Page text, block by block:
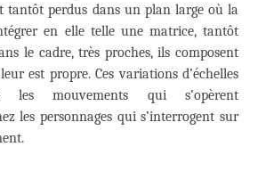
tantôt perdus dans un plan large où la
en elle telle une matrice, tantôt
le cadre, très proches, ils composent
est propre. Ces variations d’échelles
mouvements qui s’opèrent
les personnages qui s’interrogent sur